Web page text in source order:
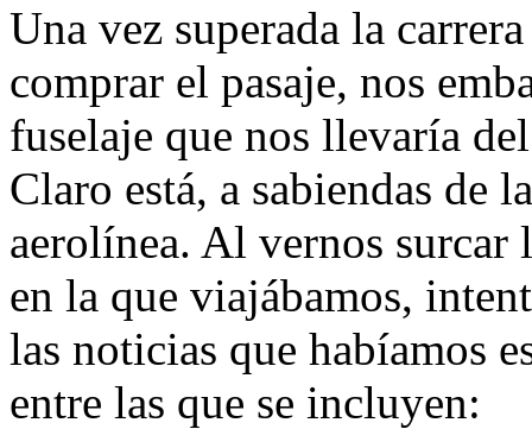
Una vez superada la
comprar el pasaje, nos
fuselaje que nos llevaría
Claro está, a sabiendas de
aerolínea. Al vernos surcar
en la que viajábamos,
las noticias que habíamos
entre las que se incluyen: